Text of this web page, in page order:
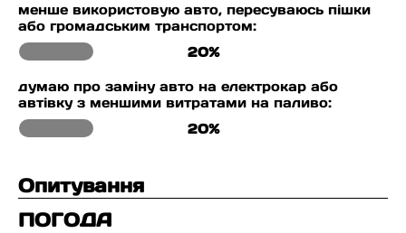
менше використовую авто, пересуваюсь пішки
або громадським транспортом:
20%
думаю про заміну авто на електрокар або
автівку з меншими витратами на паливо:
20%
Опитування
ПОГОДА